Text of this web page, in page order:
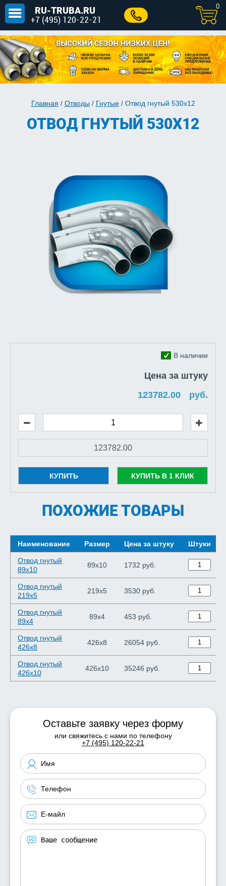
RU-TRUBA.RU
+7 (495) 120-22-21
0
Главная / Отводы / Гнутые/ Отвод гнутый 530х12
ОТВОД ГНУТЫЙ 530Х12
В наличии
Цена за штуку
руб.
КУПИТЬ КУПИТЬ В 1 КЛИК
ПОХОЖИЕ ТОВАРЫ
Наименование Размер Цена за штуку Штуки
Отвод гнутый
89х10
89х10 1732 руб.
Отвод гнутый
219х5
219х5 3530 руб.
Отвод гнутый
89х4
89х4 453 руб.
Отвод гнутый
426х8
426х8 26054 руб.
Отвод гнутый
426х10
426х10 35246 руб.
Оставьте заявку через форму
или свяжитесь с нами по телефону
+7 (495) 120-22-21